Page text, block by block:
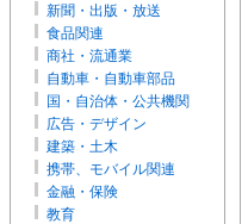
新聞・出版・放送
食品関連
商社・流通業
自動車・自動車部品
国・自治体・公共機関
広告・デザイン
建築・土木
携帯、モバイル関連
金融・保険
教育